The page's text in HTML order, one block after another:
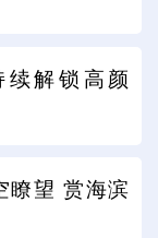
解锁高颜
瞭望 赏海滨